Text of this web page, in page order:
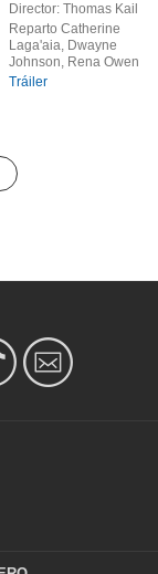
Director: Thomas Kail
Reparto Catherine
Laga'aia, Dwayne
Johnson, Rena Owen
Tráiler